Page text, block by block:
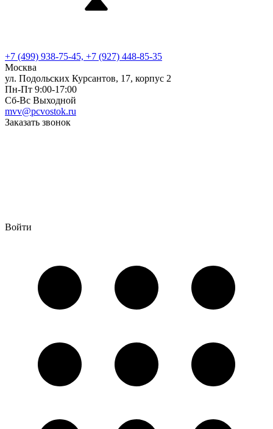
+7 (499) 938-75-45, +7 (927) 448-85-35
Москва
ул. Подольских Курсантов, 17, корпус 2
Пн-Пт 9:00-17:00
Сб-Вс Выходной
mvv@pcvostok.ru
Заказать звонок
Войти